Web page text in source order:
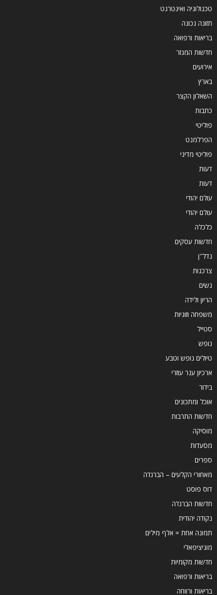
טכנולוגיה ואינטרנט
תזונה נכונה
בריאות ורפואה
חדשות המגזר
אירועים
בארץ
השאלון הקצר
כתבות
פוליטי
הפרלמנט
פוליטי מדיני
דעות
דעות
עולם יהודי
עולם יהודי
כלכלה
חדשות עסקים
נדל''ן
צרכנות
נשים
הריון ולידה
משפחה וזוגיות
סטייל
נופש
טיולים נופש וטבע
ארכיון ענר עוזרי
בידור
אוכל ומתכונים
חדשות התרבות
מוסיקה
מסעדות
ספרים
מאחורי הקלעים – הברנז'ה
דוס פוסט
חדשות הברנז'ה
נקודה יהודית
תמונה אחת = אלף מילים
מוניציפאלי
חדשות מקומיות
בריאות ורפואה
בריאות ורווחה